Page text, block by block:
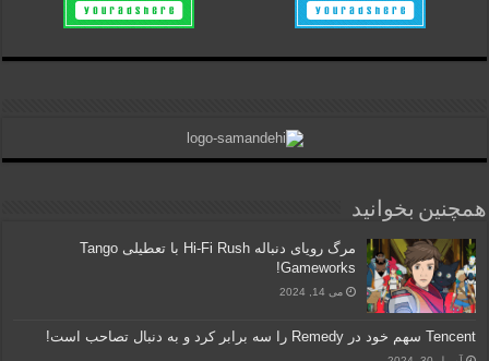
همچنین بخوانید
مرگ رویای دنباله Hi-Fi Rush با تعطیلی Tango
Gameworks!
می 14, 2024
Tencent سهم خود در Remedy را سه برابر کرد و به دنبال تصاحب است!